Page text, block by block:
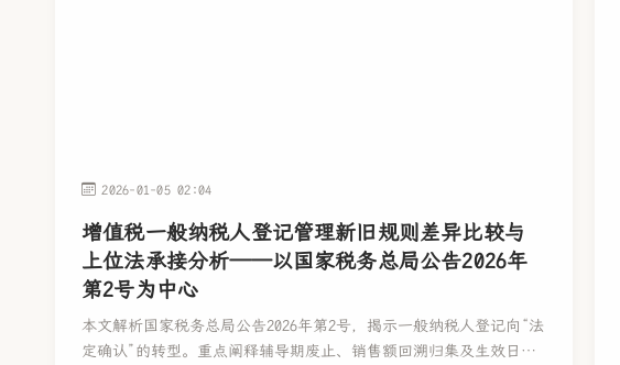
2026-01-05 02:04
增值税一般纳税人登记管理新旧规则差异比较与
上位法承接分析——以国家税务总局公告2026年
第2号为中心
本文解析国家税务总局公告2026年第2号，揭示一般纳税人登记向“法
定确认”的转型。重点阐释辅导期废止、销售额回溯归集及生效日锚